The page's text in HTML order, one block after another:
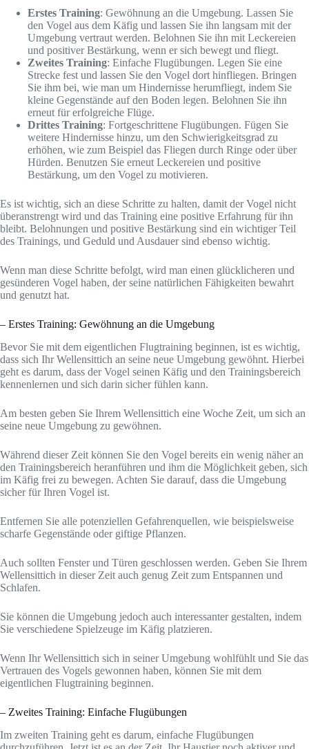
Erstes Training: Gewöhnung an die Umgebung. Lassen Sie
den Vogel aus dem Käfig und lassen Sie ihn langsam mit der
Umgebung vertraut werden. Belohnen Sie ihn mit Leckereien
und positiver Bestärkung, wenn er sich bewegt und fliegt.
Zweites Training: Einfache Flugübungen. Legen Sie eine
Strecke fest und lassen Sie den Vogel dort hinfliegen. Bringen
Sie ihm bei, wie man um Hindernisse herumfliegt, indem Sie
kleine Gegenstände auf den Boden legen. Belohnen Sie ihn
erneut für erfolgreiche Flüge.
Drittes Training: Fortgeschrittene Flugübungen. Fügen Sie
weitere Hindernisse hinzu, um den Schwierigkeitsgrad zu
erhöhen, wie zum Beispiel das Fliegen durch Ringe oder über
Hürden. Benutzen Sie erneut Leckereien und positive
Bestärkung, um den Vogel zu motivieren.
Es ist wichtig, sich an diese Schritte zu halten, damit der Vogel nicht
überanstrengt wird und das Training eine positive Erfahrung für ihn
bleibt. Belohnungen und positive Bestärkung sind ein wichtiger Teil
des Trainings, und Geduld und Ausdauer sind ebenso wichtig.
Wenn man diese Schritte befolgt, wird man einen glücklicheren und
gesünderen Vogel haben, der seine natürlichen Fähigkeiten bewahrt
und genutzt hat.
– Erstes Training: Gewöhnung an die Umgebung
Bevor Sie mit dem eigentlichen Flugtraining beginnen, ist es wichtig,
dass sich Ihr Wellensittich an seine neue Umgebung gewöhnt. Hierbei
geht es darum, dass der Vogel seinen Käfig und den Trainingsbereich
kennenlernen und sich darin sicher fühlen kann.
Am besten geben Sie Ihrem Wellensittich eine Woche Zeit, um sich an
seine neue Umgebung zu gewöhnen.
Während dieser Zeit können Sie den Vogel bereits ein wenig näher an
den Trainingsbereich heranführen und ihm die Möglichkeit geben, sich
im Käfig frei zu bewegen. Achten Sie darauf, dass die Umgebung
sicher für Ihren Vogel ist.
Entfernen Sie alle potenziellen Gefahrenquellen, wie beispielsweise
scharfe Gegenstände oder giftige Pflanzen.
Auch sollten Fenster und Türen geschlossen werden. Geben Sie Ihrem
Wellensittich in dieser Zeit auch genug Zeit zum Entspannen und
Schlafen.
Sie können die Umgebung jedoch auch interessanter gestalten, indem
Sie verschiedene Spielzeuge im Käfig platzieren.
Wenn Ihr Wellensittich sich in seiner Umgebung wohlfühlt und Sie das
Vertrauen des Vogels gewonnen haben, können Sie mit dem
eigentlichen Flugtraining beginnen.
– Zweites Training: Einfache Flugübungen
Im zweiten Training geht es darum, einfache Flugübungen